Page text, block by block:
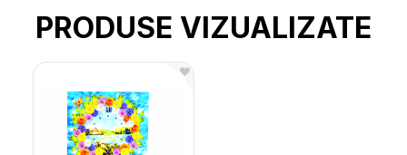
PRODUSE VIZUALIZATE